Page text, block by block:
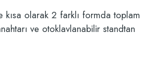
kısa olarak 2 farklı formda toplam
ve otoklavlanabilir standtan